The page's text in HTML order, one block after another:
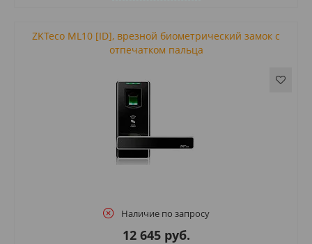
ZKTeco ML10 [ID], врезной биометрический замок с
отпечатком пальца
Наличие по запросу
12 645 руб.